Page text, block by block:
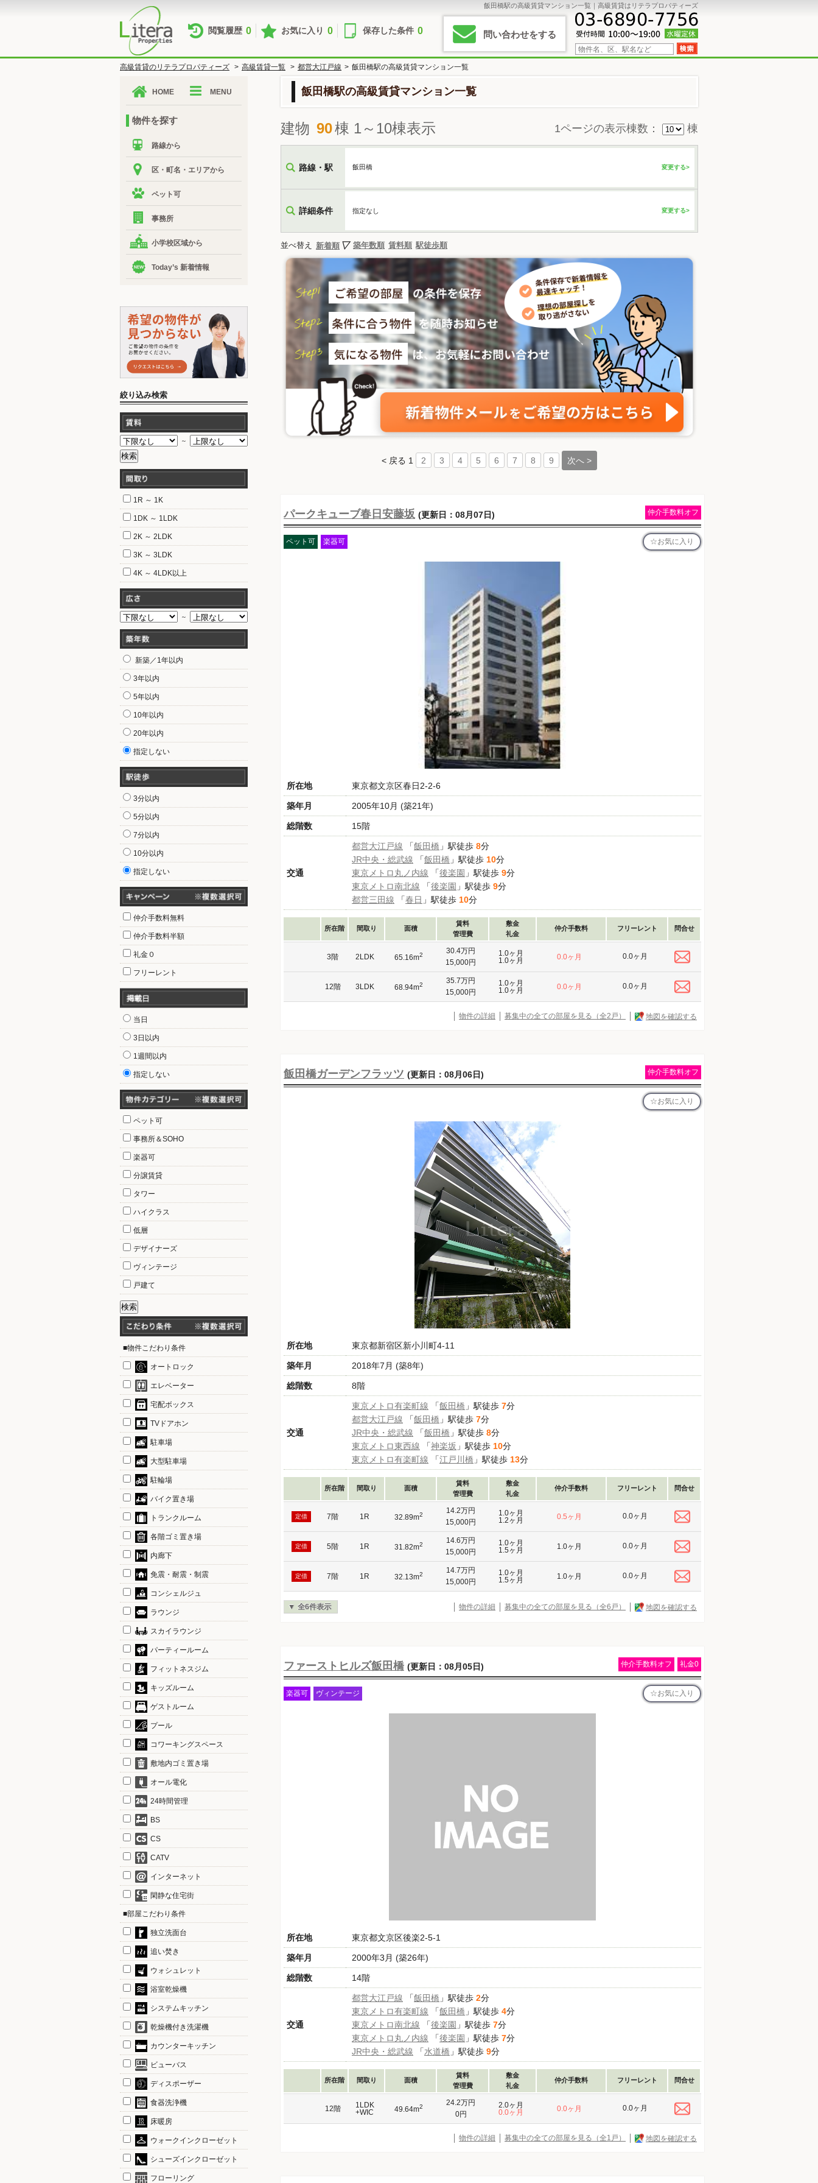
飯田橋駅の高級賃貸マンション一覧｜高級賃貸はリテラプロパティーズ
閲覧履歴 0 お気に入り 0 保存した条件 0 問い合わせをする
高級賃貸のリテラプロパティーズ > 高級賃貸一覧 > 都営大江戸線 > 飯田橋駅の高級賃貸マンション一覧
飯田橋駅の高級賃貸マンション一覧
建物 90棟 1～10棟表示 1ページの表示棟数： 棟
路線・駅 飯田橋 変更する>
詳細条件 指定なし 変更する>
並べ替え 新着順 築年数順 賃料順 駅徒歩順
< 戻る 1 2 3 4 5 6 7 8 9 次へ >
パークキューブ春日安藤坂 (更新日：08月07日) 仲介手数料オフ
ペット可 楽器可 お気に入り
所在地 東京都文京区春日2-2-6
築年月 2005年10月 (築21年)
総階数 15階
交通
都営大江戸線 「飯田橋 」駅徒歩 8分
JR中央・総武線 「飯田橋 」駅徒歩 10分
東京メトロ丸ノ内線 「後楽園 」駅徒歩 9分
東京メトロ南北線 「後楽園 」駅徒歩 9分
都営三田線 「春日 」駅徒歩 10分
所在階 間取り 面積
賃料
管理費
敷金
礼金
仲介手数料 フリーレント 問合せ
30.4万円
15,000円
1.0ヶ月
1.0ヶ月
0.0ヶ月 0.0ヶ月
3階 2LDK 65.16m2
35.7万円
15,000円
1.0ヶ月
1.0ヶ月
0.0ヶ月 0.0ヶ月
12階 3LDK 68.94m2
物件の詳細 募集中の全ての部屋を見る（全2戸） 地図を確認する
飯田橋ガーデンフラッツ (更新日：08月06日) 仲介手数料オフ
お気に入り
所在地 東京都新宿区新小川町4-11
築年月 2018年7月 (築8年)
総階数 8階
交通
東京メトロ有楽町線 「飯田橋 」駅徒歩 7分
都営大江戸線 「飯田橋 」駅徒歩 7分
JR中央・総武線 「飯田橋 」駅徒歩 8分
東京メトロ東西線 「神楽坂 」駅徒歩 10分
東京メトロ有楽町線 「江戸川橋 」駅徒歩 13分
所在階 間取り 面積
賃料
管理費
敷金
礼金
仲介手数料 フリーレント 問合せ
定借
14.2万円
15,000円
1.0ヶ月
1.2ヶ月
0.5ヶ月 0.0ヶ月
7階 1R 32.89m2
定借
14.6万円
15,000円
1.0ヶ月
1.5ヶ月
1.0ヶ月 0.0ヶ月
5階 1R 31.82m2
定借
14.7万円
15,000円
1.0ヶ月
1.5ヶ月
1.0ヶ月 0.0ヶ月
7階 1R 32.13m2
全6件表示 物件の詳細 募集中の全ての部屋を見る（全6戸） 地図を確認する
ファーストヒルズ飯田橋 (更新日：08月05日) 仲介手数料オフ 礼金0
楽器可 ヴィンテージ お気に入り
所在地 東京都文京区後楽2-5-1
築年月 2000年3月 (築26年)
総階数 14階
交通
都営大江戸線 「飯田橋 」駅徒歩 2分
東京メトロ有楽町線 「飯田橋 」駅徒歩 4分
東京メトロ南北線 「後楽園 」駅徒歩 7分
東京メトロ丸ノ内線 「後楽園 」駅徒歩 7分
JR中央・総武線 「水道橋 」駅徒歩 9分
所在階 間取り 面積
賃料
管理費
敷金
礼金
仲介手数料 フリーレント 問合せ
24.2万円
0円
2.0ヶ月
0.0ヶ月
0.0ヶ月 0.0ヶ月
12階
1LDK
+WIC
49.64m2
物件の詳細 募集中の全ての部屋を見る（全1戸） 地図を確認する
HOME MENU
物件を探す
路線から
区・町名・エリアから
ペット可
事務所
小学校区域から
Today’s 新着情報
絞り込み検索
～
1R ～ 1K
1DK ～ 1LDK
2K ～ 2LDK
3K ～ 3LDK
4K ～ 4LDK以上
～
新築／1年以内
3年以内
5年以内
10年以内
20年以内
指定しない
3分以内
5分以内
7分以内
10分以内
指定しない
仲介手数料無料
仲介手数料半額
礼金０
フリーレント
当日
3日以内
1週間以内
指定しない
ペット可
事務所＆SOHO
楽器可
分譲賃貸
タワー
ハイクラス
低層
デザイナーズ
ヴィンテージ
戸建て
■物件こだわり条件
オートロック
エレベーター
宅配ボックス
TVドアホン
駐車場
大型駐車場
駐輪場
バイク置き場
トランクルーム
各階ゴミ置き場
内廊下
免震・耐震・制震
コンシェルジュ
ラウンジ
スカイラウンジ
パーティールーム
フィットネスジム
キッズルーム
ゲストルーム
プール
コワーキングスペース
敷地内ゴミ置き場
オール電化
24時間管理
BS
CS
CATV
インターネット
閑静な住宅街
■部屋こだわり条件
独立洗面台
追い焚き
ウォシュレット
浴室乾燥機
システムキッチン
乾燥機付き洗濯機
カウンターキッチン
ビューバス
ディスポーザー
食器洗浄機
床暖房
ウォークインクローゼット
シューズインクローゼット
フローリング